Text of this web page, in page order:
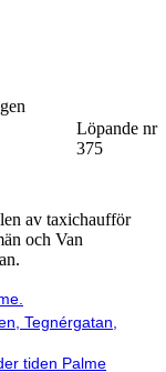
Löpande nr
375
av taxichaufför
och Van
Tegnérgatan,
tiden Palme